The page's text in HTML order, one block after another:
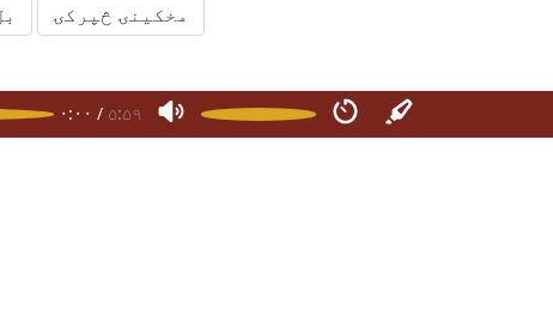
۰:۰۰ / ۵:۵۹
مخکینۍ څپرکۍ
دری ۲۰۰۸ هِجرت ۲